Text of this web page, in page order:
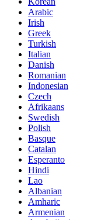
Arabic
Irish
Greek
Turkish
Italian
Danish
Romanian
Indonesian
Czech
Afrikaans
Swedish
Polish
Basque
Catalan
Esperanto
Hindi
Lao
Albanian
Amharic
Armenian